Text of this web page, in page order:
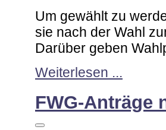
Um gewählt zu
sie nach der Wahl
Darüber geben
Weiterlesen ...
FWG-Anträge